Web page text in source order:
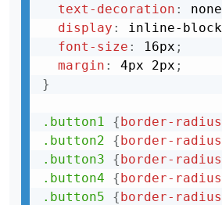
text-decoration : none
display : inline-block
font-size : 16px ;
margin : 4px 2px ;
}
.button1 {border-radius
.button2
{border-radius
.button3
{border-radius
.button4
{border-radius
.button5
{border-radius